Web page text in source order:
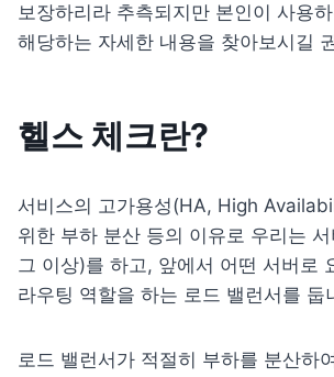
보장하리라 추측되지만 본인이 사용
해당하는 자세한 내용을 찾아보시길
헬스 체크란?
서비스의 고가용성(HA, High
위한 부하 분산 등의 이유로 우리는
그 이상)를 하고, 앞에서 어떤 서버로
라우팅 역할을 하는 로드 밸런서를 둡
로드 밸런서가 적절히 부하를 분산하